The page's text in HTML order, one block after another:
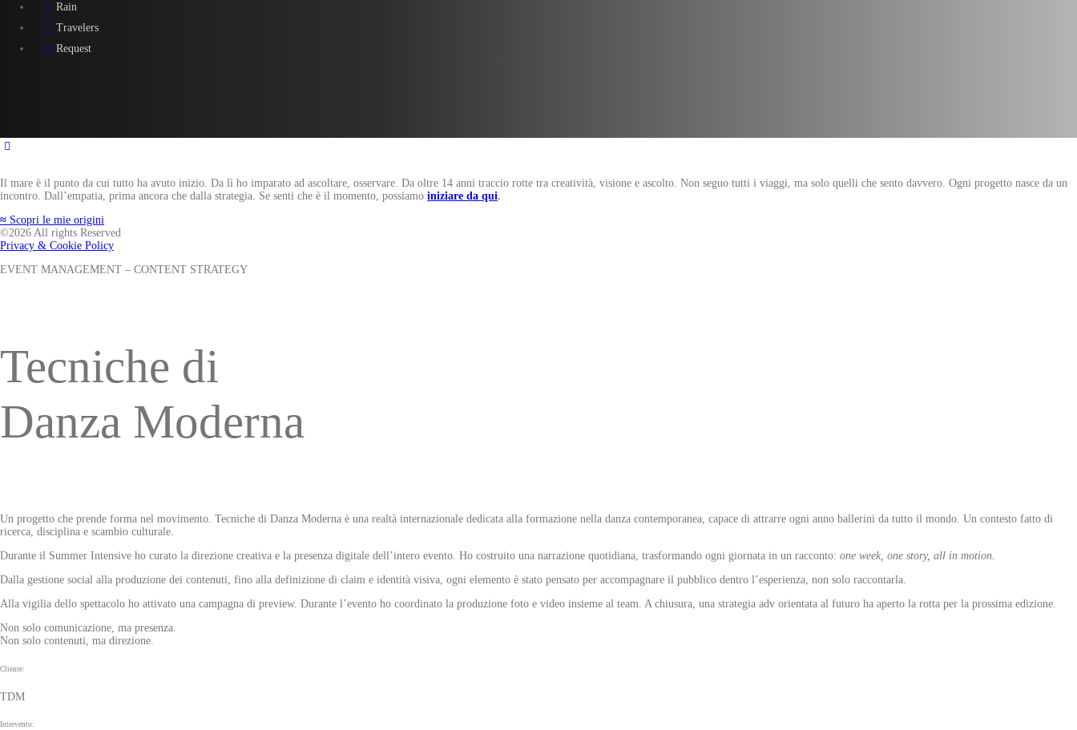
Rain
Travelers
Request
Il mare è il punto da cui tutto ha avuto inizio. Da lì ho imparato ad ascoltare, osservare. Da oltre 14 anni traccio rotte tra creatività, visione e ascolto. Non seguo tutti i viaggi, ma solo quelli che sento davvero. Ogni progetto nasce da un
incontro. Dall’empatia, prima ancora che dalla strategia. Se senti che è il momento, possiamo iniziare da qui.
≈ Scopri le mie origini
©2026 All rights Reserved
Privacy & Cookie Policy
EVENT MANAGEMENT – CONTENT STRATEGY
Tecniche di
Danza Moderna
Un progetto che prende forma nel movimento. Tecniche di Danza Moderna è una realtà internazionale dedicata alla formazione nella danza contemporanea, capace di attrarre ogni anno ballerini da tutto il mondo. Un contesto fatto di
ricerca, disciplina e scambio culturale.
Durante il Summer Intensive ho curato la direzione creativa e la presenza digitale dell’intero evento. Ho costruito una narrazione quotidiana, trasformando ogni giornata in un racconto: one week, one story, all in motion.
Dalla gestione social alla produzione dei contenuti, fino alla definizione di claim e identità visiva, ogni elemento è stato pensato per accompagnare il pubblico dentro l’esperienza, non solo raccontarla.
Alla vigilia dello spettacolo ho attivato una campagna di preview. Durante l’evento ho coordinato la produzione foto e video insieme al team. A chiusura, una strategia adv orientata al futuro ha aperto la rotta per la prossima edizione.
Non solo comunicazione, ma presenza.
Non solo contenuti, ma direzione.
Cliente:
TDM
Intervento: